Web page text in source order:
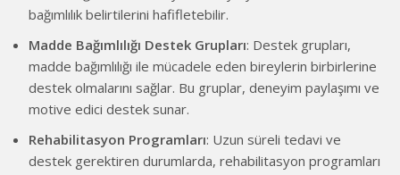
bağımlılık belirtilerini hafifletebilir.
Madde Bağımlılığı Destek Grupları: Destek grupları,
madde bağımlılığı ile mücadele eden bireylerin birbirlerine
destek olmalarını sağlar. Bu gruplar, deneyim paylaşımı ve
motive edici destek sunar.
Rehabilitasyon Programları: Uzun süreli tedavi ve
destek gerektiren durumlarda, rehabilitasyon programları